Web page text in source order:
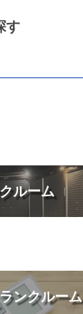
す
ルーム
ンクルーム